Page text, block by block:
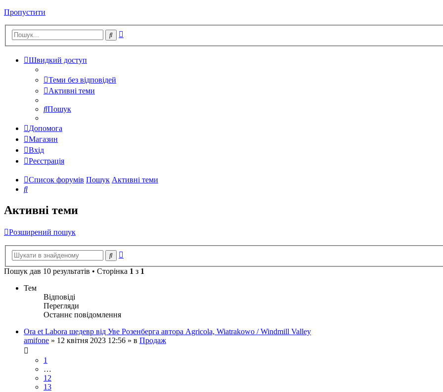
Пропустити
Пошук
Швидкий доступ
Теми без відповідей
Активні теми
Пошук
Допомога
Магазин
Вхід
Реєстрація
Список форумів Пошук Активні теми
Пошук
Активні теми
Розширений пошук
Пошук
Пошук дав 10 результатів • Сторінка 1 з 1
Тем
Відповіді
Перегляди
Останнє повідомлення
Ora et Labora шедевр від Уве Розенберга автора Agricola, Wiatrakowo / Windmill Valley
amifone » 12 квітня 2023 12:56 » в Продаж
1
…
12
13